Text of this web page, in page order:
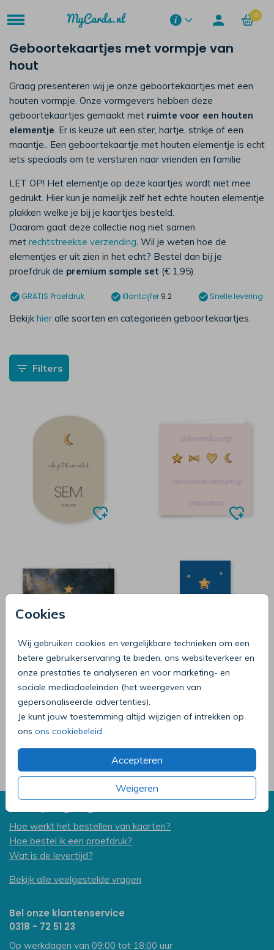
0
Cookies
Wij gebruiken cookies en vergelijkbare technieken om een
betere gebruikerservaring te bieden, ons websiteverkeer en
onze prestaties te analyseren en voor marketing- en
sociale mediadoeleinden (het weergeven van
gepersonaliseerde advertenties).
Je kunt jouw toestemming altijd wijzigen of intrekken op
ons ons cookiebeleid
Accepteren
Weigeren
Geboortekaartjes met vormpje van
hout
Graag presenteren wij je onze geboortekaartjes met een
houten vormpje. Onze vormgevers hebben deze
geboortekaartjes gemaakt met ruimte voor een houten
elementje. Er is keuze uit een ster, hartje, strikje of een
maantje.. Een geboortekaartje met houten elementje is echt
iets speciaals om te versturen naar vrienden en familie
LET OP! Het elementje op deze kaartjes wordt niet mee
gedrukt. Hier kun je namelijk zelf het echte houten elementje
plakken welke je bij je kaartjes besteld.
Daarom gaat deze collectie nog niet samen
met rechtstreekse verzending. Wil je weten hoe de
elementjes er uit zien in het echt? Bestel dan bij je
proefdruk de premium sample set (€ 1,95).
GRATIS Proefdruk Klantcijfer 9.2 Snelle levering
Bekijk hier alle soorten en categorieën geboortekaartjes.
Filters
Wil je een geboortekaartje op écht hout? Kijk dan
onze echt houten geboortekaartjes.
Hoe werkt het bestellen van kaarten?
Hoe bestel ik een proefdruk?
Wat is de levertijd?
Bekijk alle veelgestelde vragen
Bel onze klantenservice
0318 - 72 51 23
Op werkdagen van 09:00 tot 18:00 uur